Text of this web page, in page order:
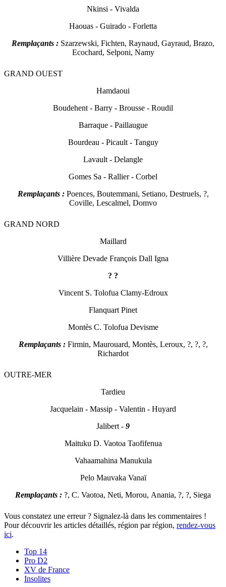
Nkinsi - Vivalda
Haouas - Guirado - Forletta
Remplaçants : Szarzewski, Fichten, Raynaud, Gayraud, Brazo,
Ecochard, Selponi, Namy
GRAND OUEST
Hamdaoui
Boudehent - Barry - Brousse - Roudil
Barraque - Paillaugue
Bourdeau - Picault - Tanguy
Lavault - Delangle
Gomes Sa - Rallier - Corbel
Remplaçants : Poences, Boutemmani, Setiano, Destruels, ?,
Coville, Lescalmel, Domvo
GRAND NORD
Maillard
Villière Devade François Dall Igna
? ?
Vincent S. Tolofua Clamy-Edroux
Flanquart Pinet
Montès C. Tolofua Devisme
Remplaçants : Firmin, Maurouard, Montès, Leroux, ?, ?, ?,
Richardot
OUTRE-MER
Tardieu
Jacquelain - Massip - Valentin - Huyard
Jalibert - 9
Maituku D. Vaotoa Taofifenua
Vahaamahina Manukula
Pelo Mauvaka Vanaï
Remplaçants : ?, C. Vaotoa, Neti, Morou, Anania, ?, ?, Siega
Vous constatez une erreur ? Signalez-là dans les commentaires !
Pour découvrir les articles détaillés, région par région, rendez-vous
ici.
Top 14
Pro D2
XV de France
Insolites